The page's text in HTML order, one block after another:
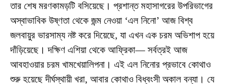
তার শেষ মরণকামড়টি বসিয়েছে। প্রশান্ত মহাসাগরের উপরিভাগের
অস্বাভাবিক উষ্ণতা থেকে জন্ম নেওয়া ‘এল নিনো’ আজ বিশ্ব
জলবায়ুর ভারসাম্য নষ্ট করে দিয়েছে, যা এখন এক চরম অভিশাপ হয়ে
দাঁড়িয়েছে। দক্ষিণ এশিয়া থেকে আফ্রিকা— সর্বত্রই আজ
আবহাওয়ার চরম খামখেয়ালিপনা। এই এল নিনোর প্রভাবে কোথাও
শুরু হয়েছে দীর্ঘস্থায়ী খরা, আবার কোথাও বিধ্বংসী অকাল বন্যা। যে